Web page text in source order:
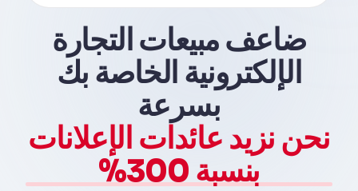
ضاعف مبيعات التجارة
الإلكترونية الخاصة بك
بسرعة
نحن نزيد عائدات الإعلانات
بنسبة 300%